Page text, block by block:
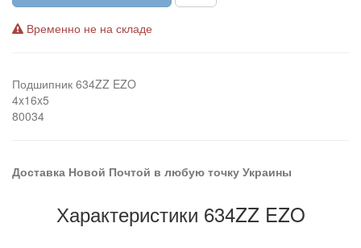
Временно не на складе
Подшипник 634ZZ EZO
4x16x5
80034
Доставка Новой Почтой в любую точку Украины
Характеристики 634ZZ EZO